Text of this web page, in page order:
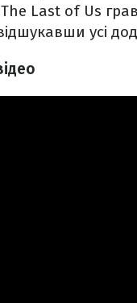
Last of Us
усі